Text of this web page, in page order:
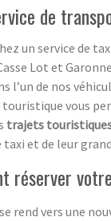
de
un service de
Lot et
l’un de nos
vous
trajets
taxi et de leur
réserver
rend vers une